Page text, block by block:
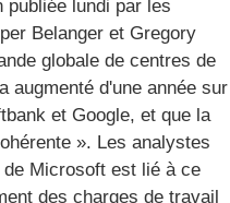
publiée lundi par les
Belanger et Gregory
globale de centres de
augmenté d'une année sur
et Google, et que la
». Les analystes
Microsoft est lié à ce
des charges de travail